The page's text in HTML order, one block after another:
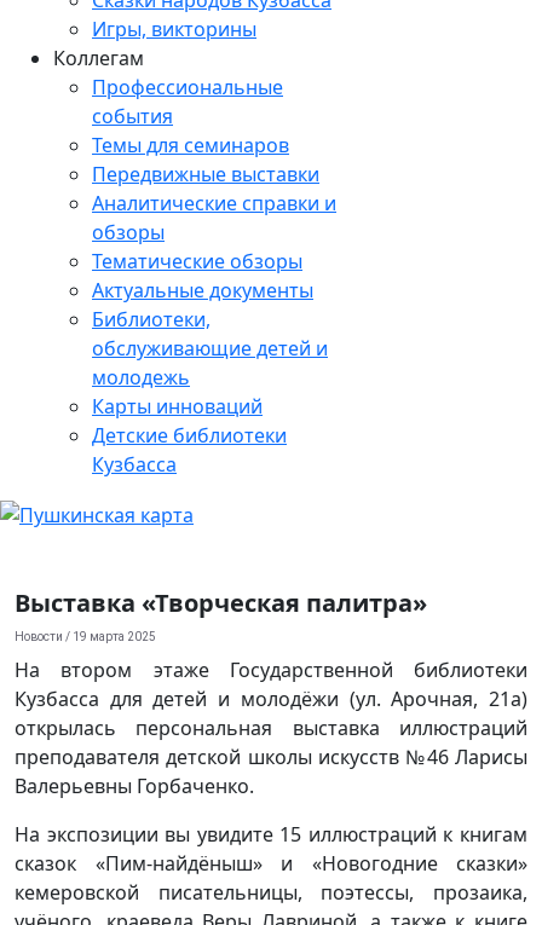
Игры, викторины
Коллегам
Профессиональные
события
Темы для семинаров
Передвижные выставки
Аналитические справки и
обзоры
Тематические обзоры
Актуальные документы
Библиотеки,
обслуживающие детей и
молодежь
Карты инноваций
Детские библиотеки
Кузбасса
Выставка «Творческая палитра»
Новости / 19 марта 2025
На втором этаже Государственной библиотеки
Кузбасса для детей и молодёжи (ул. Арочная, 21а)
открылась персональная выставка иллюстраций
преподавателя детской школы искусств №46 Ларисы
Валерьевны Горбаченко.
На экспозиции вы увидите 15 иллюстраций к книгам
сказок «Пим-найдёныш» и «Новогодние сказки»
кемеровской писательницы, поэтессы, прозаика,